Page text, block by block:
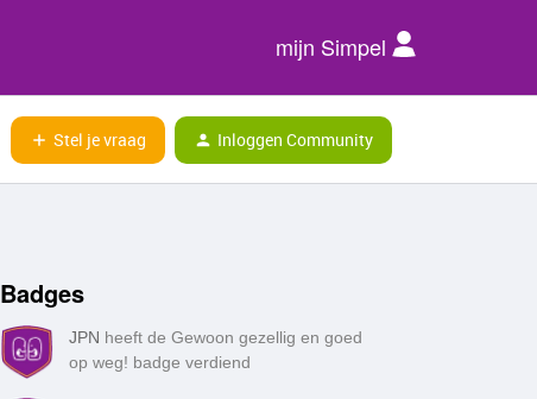
mijn Simpel
Stel je vraag Inloggen Community
Badges
JPN heeft de Gewoon gezellig en goed
op weg! badge verdiend